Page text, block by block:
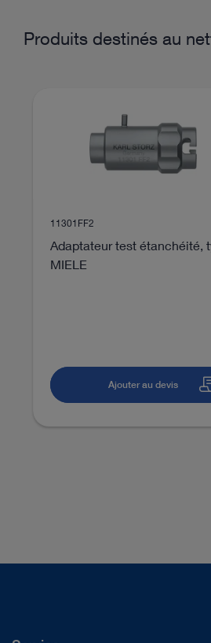
Produits destinés au
11301FF2
Adaptateur test étanchéité,
MIELE
Ajouter au devis